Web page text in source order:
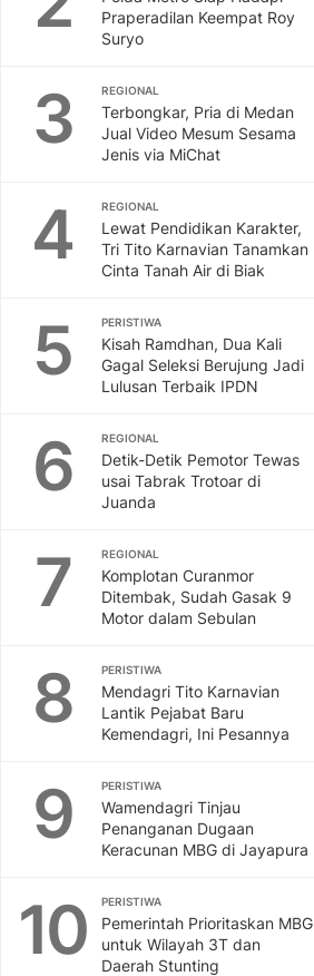
Praperadilan Keempat Roy
Suryo
3 REGIONAL
Terbongkar, Pria di Medan
Jual Video Mesum Sesama
Jenis via MiChat
4 REGIONAL
Lewat Pendidikan Karakter,
Tri Tito Karnavian Tanamkan
Cinta Tanah Air di Biak
5 PERISTIWA
Kisah Ramdhan, Dua Kali
Gagal Seleksi Berujung Jadi
Lulusan Terbaik IPDN
6 REGIONAL
Detik-Detik Pemotor Tewas
usai Tabrak Trotoar di
Juanda
7 REGIONAL
Komplotan Curanmor
Ditembak, Sudah Gasak 9
Motor dalam Sebulan
8 PERISTIWA
Mendagri Tito Karnavian
Lantik Pejabat Baru
Kemendagri, Ini Pesannya
9 PERISTIWA
Wamendagri Tinjau
Penanganan Dugaan
Keracunan MBG di Jayapura
10 PERISTIWA
Pemerintah Prioritaskan MBG
untuk Wilayah 3T dan
Daerah Stunting